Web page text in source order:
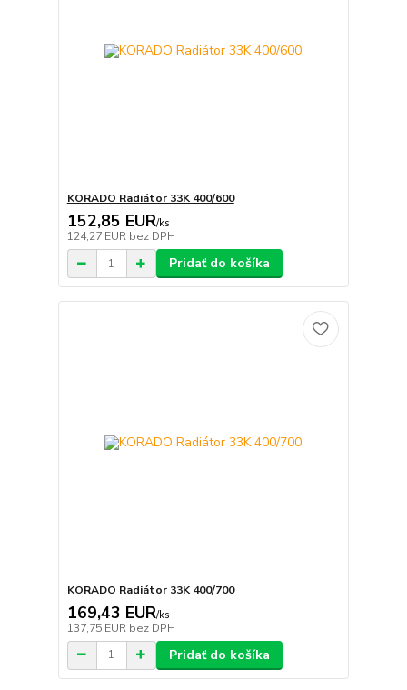
KORADO Radiátor 33K 400/600
152,85 EUR/ks
124,27 EUR bez DPH
Pridať do košíka
KORADO Radiátor 33K 400/700
169,43 EUR/ks
137,75 EUR bez DPH
Pridať do košíka